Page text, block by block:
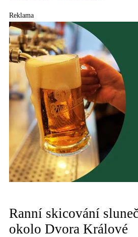
Reklama
Ranní skicování
okolo Dvora Králové